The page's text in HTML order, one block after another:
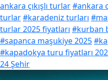
ankara çıkışlı turlar#ankara
turlar#karadeniz turları
turlar 2025 fiyatları #kurban
#sapanca maşukiye 2025
#kapadokya turu fiyatları
24 Şehir